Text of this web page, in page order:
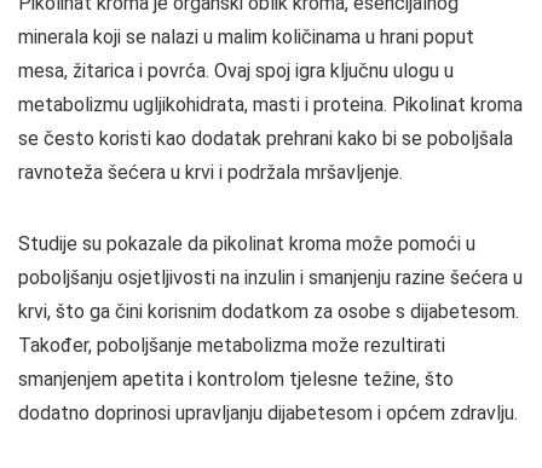
minerala koji se nalazi u malim količinama u hrani poput
mesa, žitarica i povrća. Ovaj spoj igra ključnu ulogu u
metabolizmu ugljikohidrata, masti i proteina. Pikolinat kroma
se često koristi kao dodatak prehrani kako bi se poboljšala
ravnoteža šećera u krvi i podržala mršavljenje.
Studije su pokazale da pikolinat kroma može pomoći u
poboljšanju osjetljivosti na inzulin i smanjenju razine šećera u
krvi, što ga čini korisnim dodatkom za osobe s dijabetesom.
Također, poboljšanje metabolizma može rezultirati
smanjenjem apetita i kontrolom tjelesne težine, što
dodatno doprinosi upravljanju dijabetesom i općem zdravlju.